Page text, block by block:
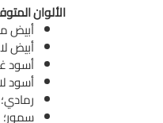
الألوان
أبيض
أبيض
أسود
أسود
رمادي؛
سمور؛